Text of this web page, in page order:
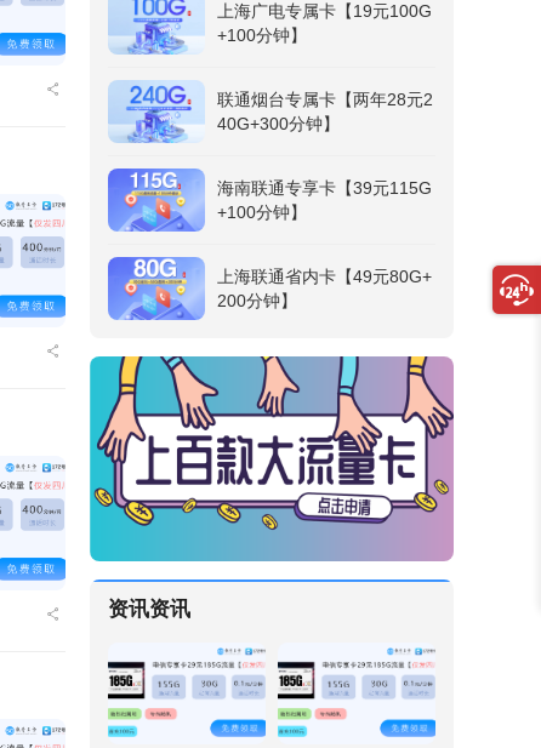
上海广电专属卡【19元100G
+100分钟】
联通烟台专属卡【两年28元2
40G+300分钟】
海南联通专享卡【39元115G
+100分钟】
上海联通省内卡【49元80G+
200分钟】
资讯资讯